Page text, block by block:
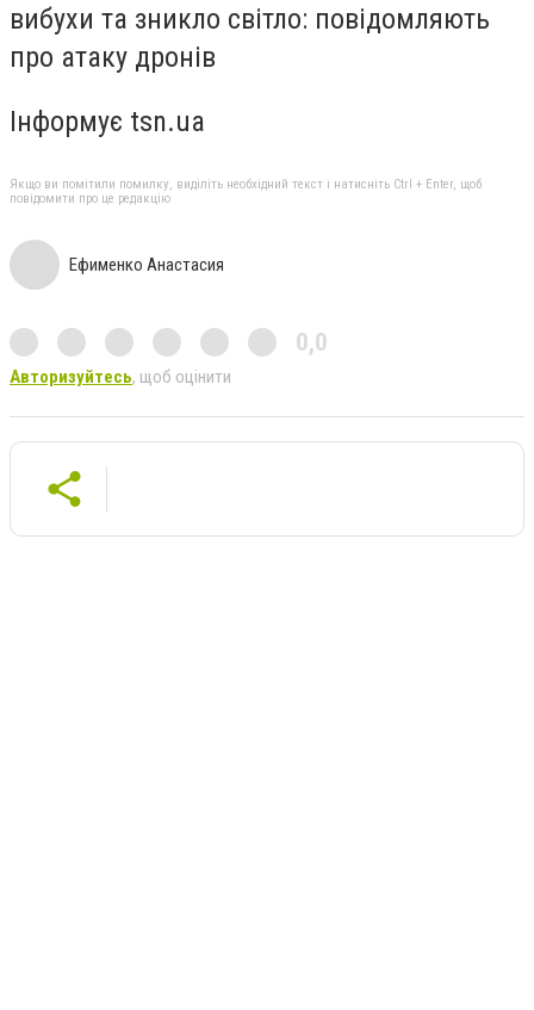
вибухи та зникло світло: повідомляють
про атаку дронів
Інформує tsn.ua
Якщо ви помітили помилку, виділіть необхідний текст і натисніть Ctrl + Enter, щоб
повідомити про це редакцію
Ефименко Анастасия
0,0
Авторизуйтесь, щоб оцінити